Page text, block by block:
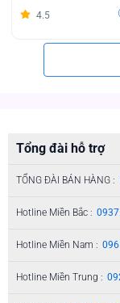
4.5
Tổng đài hỗ trợ
TỔNG ĐÀI BÁN HÀNG :
Hotline Miền Bắc :
Hotline Miền Nam :
Hotline Miền Trung :